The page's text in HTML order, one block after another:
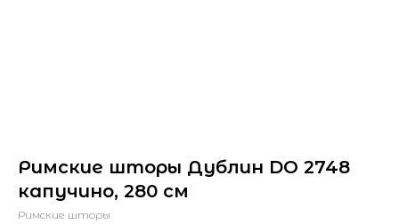
Римские шторы Дублин DO 2748
капучино, 280 см
Римские шторы